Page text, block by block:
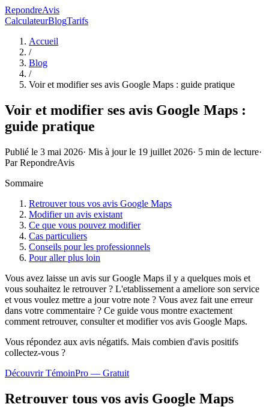
RepondreAvis
CalculateurBlogTarifs
Accueil
/
Blog
/
Voir et modifier ses avis Google Maps : guide pratique
Voir et modifier ses avis Google Maps :
guide pratique
Publié le 3 mai 2026· Mis à jour le 19 juillet 2026· 5 min de lecture·
ParRepondreAvis
Sommaire
Retrouver tous vos avis Google Maps
Modifier un avis existant
Ce que vous pouvez modifier
Cas particuliers
Conseils pour les professionnels
Pour aller plus loin
Vous avez laisse un avis sur Google Maps il y a quelques mois et
vous souhaitez le retrouver ? L'etablissement a ameliore son service
et vous voulez mettre a jour votre note ? Vous avez fait une erreur
dans votre commentaire ? Ce guide vous montre exactement
comment retrouver, consulter et modifier vos avis Google Maps.
Vous répondez aux avis négatifs. Mais combien d'avis positifs
collectez-vous ?
Découvrir TémoinPro — Gratuit
Retrouver tous vos avis Google Maps